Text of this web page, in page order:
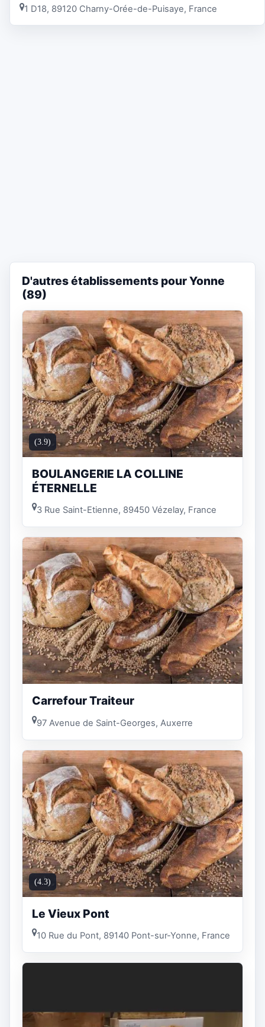
1 D18, 89120 Charny-Orée-de-Puisaye, France
D'autres établissements pour Yonne
(89)
(3.9)
BOULANGERIE LA COLLINE
ÉTERNELLE
3 Rue Saint-Etienne, 89450 Vézelay, France
Carrefour Traiteur
97 Avenue de Saint-Georges, Auxerre
(4.3)
Le Vieux Pont
10 Rue du Pont, 89140 Pont-sur-Yonne, France